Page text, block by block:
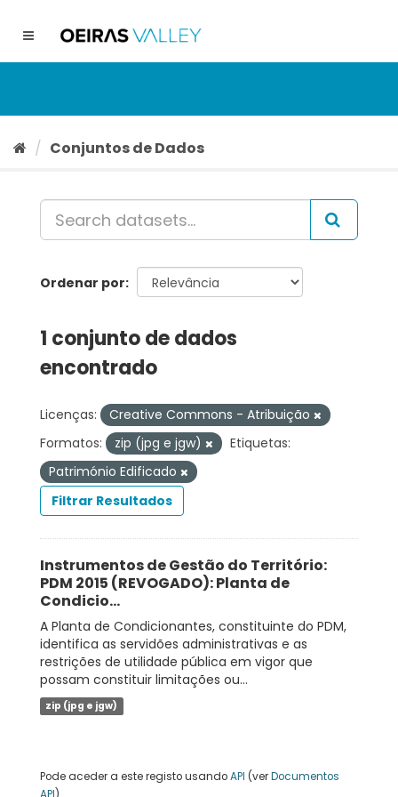
conteúdo
Toggle
Conjuntos de Dados
Ordenar por
1 conjunto de dados
encontrado
Licenças:
Creative Commons - Atribuição
Formatos:
zip (jpg e jgw)
Etiquetas:
Património Edificado
Filtrar Resultados
Instrumentos de Gestão do Território:
PDM 2015 (REVOGADO): Planta de
Condicio...
A Planta de Condicionantes, constituinte do PDM,
identifica as servidões administrativas e as
restrições de utilidade pública em vigor que
possam constituir limitações ou...
zip (jpg e jgw)
Pode aceder a este registo usandoAPI (verDocumentos